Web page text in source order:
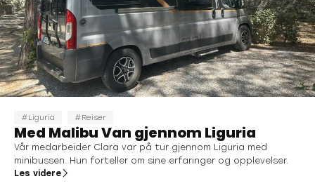
Liguria Reiser
Med Malibu Van gjennom Liguria
Vår medarbeider Clara var på tur gjennom Liguria med
minibussen. Hun forteller om sine erfaringer og opplevelser.
Les videre